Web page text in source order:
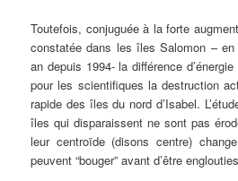
Toutefois, conjuguée à la forte
constatée dans les îles Salomon –
an depuis 1994- la différence
pour les scientifiques la destruction
rapide des îles du nord d’Isabel.
îles qui disparaissent ne sont pas
leur centroïde (disons centre)
peuvent “bouger” avant d’être